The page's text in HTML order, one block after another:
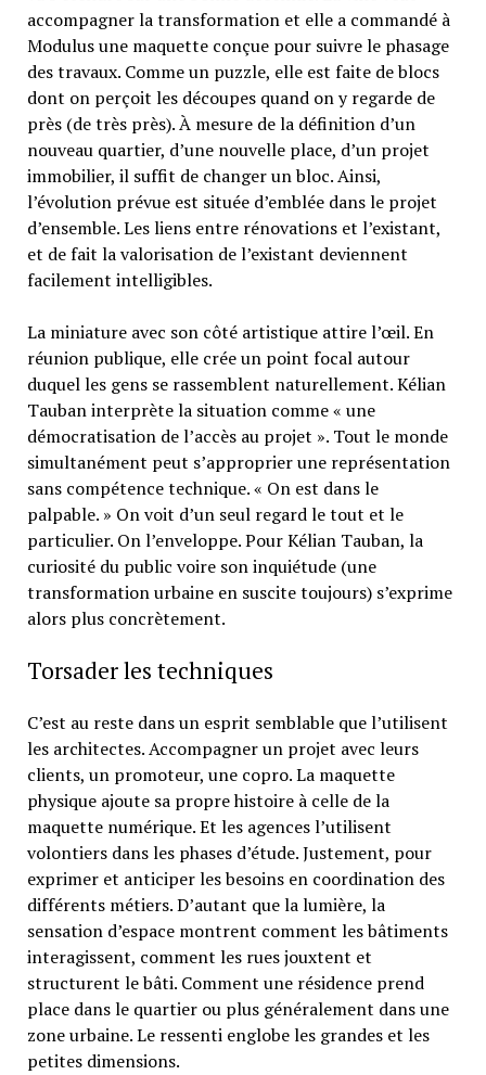
accompagner la transformation et elle a commandé à
Modulus une maquette conçue pour suivre le phasage
des travaux. Comme un puzzle, elle est faite de blocs
dont on perçoit les découpes quand on y regarde de
près (de très près). À mesure de la définition d’un
nouveau quartier, d’une nouvelle place, d’un projet
immobilier, il suffit de changer un bloc. Ainsi,
l’évolution prévue est située d’emblée dans le projet
d’ensemble. Les liens entre rénovations et l’existant,
et de fait la valorisation de l’existant deviennent
facilement intelligibles.
La miniature avec son côté artistique attire l’œil. En
réunion publique, elle crée un point focal autour
duquel les gens se rassemblent naturellement. Kélian
Tauban interprète la situation comme « une
démocratisation de l’accès au projet ». Tout le monde
simultanément peut s’approprier une représentation
sans compétence technique. « On est dans le
palpable. » On voit d’un seul regard le tout et le
particulier. On l’enveloppe. Pour Kélian Tauban, la
curiosité du public voire son inquiétude (une
transformation urbaine en suscite toujours) s’exprime
alors plus concrètement.
Torsader les techniques
C’est au reste dans un esprit semblable que l’utilisent
les architectes. Accompagner un projet avec leurs
clients, un promoteur, une copro. La maquette
physique ajoute sa propre histoire à celle de la
maquette numérique. Et les agences l’utilisent
volontiers dans les phases d’étude. Justement, pour
exprimer et anticiper les besoins en coordination des
différents métiers. D’autant que la lumière, la
sensation d’espace montrent comment les bâtiments
interagissent, comment les rues jouxtent et
structurent le bâti. Comment une résidence prend
place dans le quartier ou plus généralement dans une
zone urbaine. Le ressenti englobe les grandes et les
petites dimensions.